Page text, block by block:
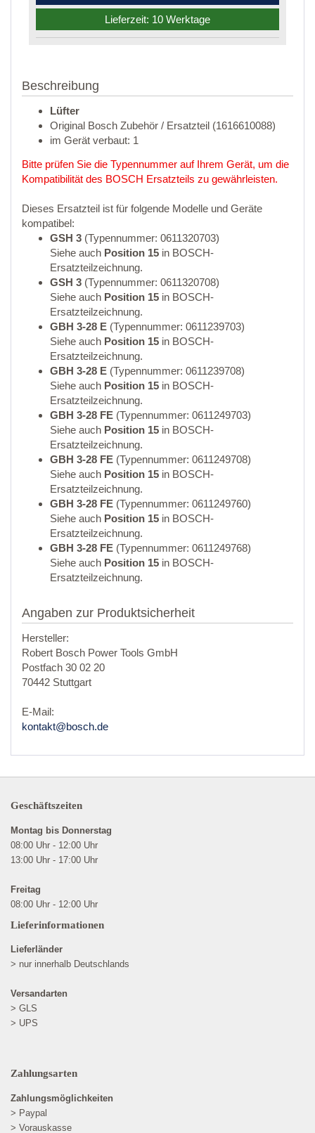
Lieferzeit: 10 Werktage
Beschreibung
Lüfter
Original Bosch Zubehör / Ersatzteil (1616610088)
im Gerät verbaut: 1
Bitte prüfen Sie die Typennummer auf Ihrem Gerät, um die
Kompatibilität des BOSCH Ersatzteils zu gewährleisten.
Dieses Ersatzteil ist für folgende Modelle und Geräte
kompatibel:
GSH 3 (Typennummer: 0611320703)
Siehe auch Position 15 in BOSCH-
Ersatzteilzeichnung.
GSH 3 (Typennummer: 0611320708)
Siehe auch Position 15 in BOSCH-
Ersatzteilzeichnung.
GBH 3-28 E (Typennummer: 0611239703)
Siehe auch Position 15 in BOSCH-
Ersatzteilzeichnung.
GBH 3-28 E (Typennummer: 0611239708)
Siehe auch Position 15 in BOSCH-
Ersatzteilzeichnung.
GBH 3-28 FE (Typennummer: 0611249703)
Siehe auch Position 15 in BOSCH-
Ersatzteilzeichnung.
GBH 3-28 FE (Typennummer: 0611249708)
Siehe auch Position 15 in BOSCH-
Ersatzteilzeichnung.
GBH 3-28 FE (Typennummer: 0611249760)
Siehe auch Position 15 in BOSCH-
Ersatzteilzeichnung.
GBH 3-28 FE (Typennummer: 0611249768)
Siehe auch Position 15 in BOSCH-
Ersatzteilzeichnung.
Angaben zur Produktsicherheit
Hersteller:
Robert Bosch Power Tools GmbH
Postfach 30 02 20
70442 Stuttgart
E-Mail:
kontakt@bosch.de
Geschäftszeiten
Montag bis Donnerstag
08:00 Uhr - 12:00 Uhr
13:00 Uhr - 17:00 Uhr
Freitag
08:00 Uhr - 12:00 Uhr
Lieferinformationen
Lieferländer
> nur innerhalb Deutschlands
Versandarten
> GLS
> UPS
Zahlungsarten
Zahlungsmöglichkeiten
> Paypal
> Vorauskasse